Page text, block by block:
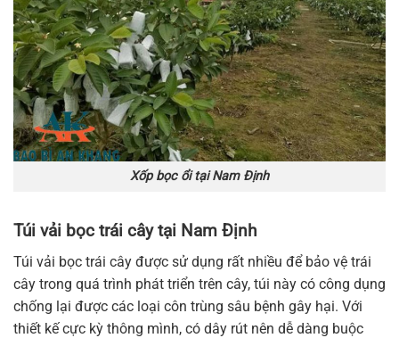
Xốp bọc ổi tại Nam Định
Túi vải bọc trái cây tại Nam Định
Túi vải bọc trái cây được sử dụng rất nhiều để bảo vệ trái
cây trong quá trình phát triển trên cây, túi này có công dụng
chống lại được các loại côn trùng sâu bệnh gây hại. Với
thiết kế cực kỳ thông mình, có dây rút nên dễ dàng buộc